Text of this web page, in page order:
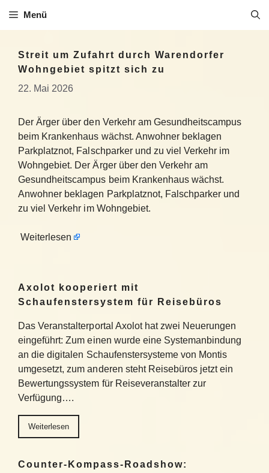
Inhalt
Menü
Streit um Zufahrt durch Warendorfer
Wohngebiet spitzt sich zu
22. Mai 2026
Der Ärger über den Verkehr am Gesundheitscampus
beim Krankenhaus wächst. Anwohner beklagen
Parkplatznot, Falschparker und zu viel Verkehr im
Wohngebiet. Der Ärger über den Verkehr am
Gesundheitscampus beim Krankenhaus wächst.
Anwohner beklagen Parkplatznot, Falschparker und
zu viel Verkehr im Wohngebiet.
Weiterlesen
Axolot kooperiert mit
Schaufenstersystem für Reisebüros
Das Veranstalterportal Axolot hat zwei Neuerungen
eingeführt: Zum einen wurde eine Systemanbindung
an die digitalen Schaufenstersysteme von Montis
umgesetzt, zum anderen steht Reisebüros jetzt ein
Bewertungssystem für Reiseveranstalter zur
Verfügung….
Weiterlesen
Counter-Kompass-Roadshow: